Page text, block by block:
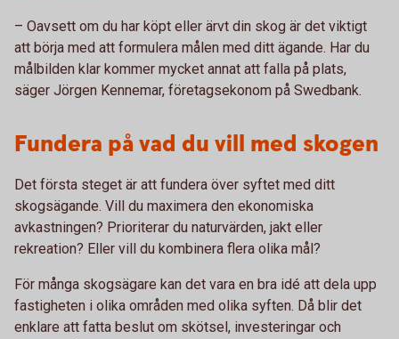
– Oavsett om du har köpt eller ärvt din skog är det viktigt
att börja med att formulera målen med ditt ägande. Har du
målbilden klar kommer mycket annat att falla på plats,
säger Jörgen Kennemar, företagsekonom på Swedbank.
Fundera på vad du vill med skogen
Det första steget är att fundera över syftet med ditt
skogsägande. Vill du maximera den ekonomiska
avkastningen? Prioriterar du naturvärden, jakt eller
rekreation? Eller vill du kombinera flera olika mål?
För många skogsägare kan det vara en bra idé att dela upp
fastigheten i olika områden med olika syften. Då blir det
enklare att fatta beslut om skötsel, investeringar och